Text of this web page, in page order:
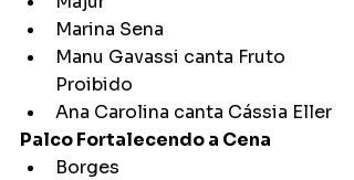
Marina Sena
Manu Gavassi canta Fruto
Proibido
Ana Carolina canta Cássia Eller
Palco Fortalecendo a Cena
Borges